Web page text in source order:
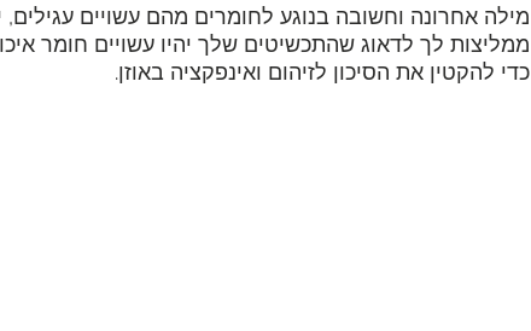
מילה אחרונה וחשובה בנוגע לחומרים מהם עשויים עגילים,
כדי להקטין את הסיכון לזיהום ואינפקציה באוזן.